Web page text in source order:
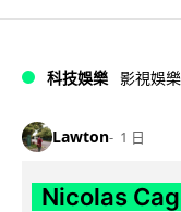
科技娛樂 影視娛樂
Lawton 1 日
Nicolas